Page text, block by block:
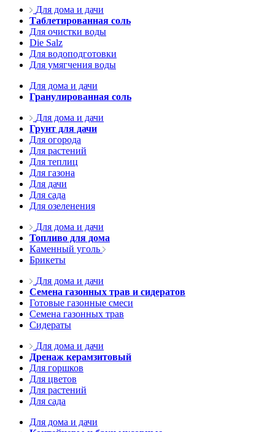
Для дома и дачи
Таблетированная соль
Для очистки воды
Die Salz
Для водоподготовки
Для умягчения воды
Для дома и дачи
Гранулированная соль
Для дома и дачи
Грунт для дачи
Для огорода
Для растений
Для теплиц
Для газона
Для дачи
Для сада
Для озеленения
Для дома и дачи
Топливо для дома
Каменный уголь
Брикеты
Для дома и дачи
Семена газонных трав и сидератов
Готовые газонные смеси
Семена газонных трав
Сидераты
Для дома и дачи
Дренаж керамзитовый
Для горшков
Для цветов
Для растений
Для сада
Для дома и дачи